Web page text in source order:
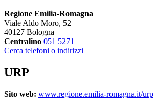
Regione Emilia-Romagna
Viale Aldo Moro, 52
40127 Bologna
Centralino 051 5271
Cerca telefoni o indirizzi
URP
Sito web: www.regione.emilia-romagna.it/urp